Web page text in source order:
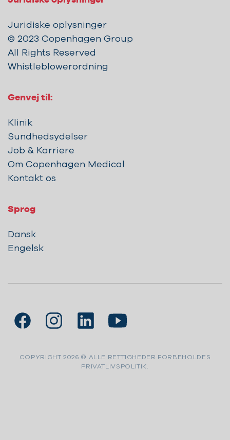
Juridiske oplysninger
© 2023 Copenhagen Group
All Rights Reserved
Whistleblowerordning
Genvej til:
Klinik
Sundhedsydelser
Job & Karriere
Om Copenhagen Medical
Kontakt os
Sprog
Dansk
Engelsk
COPYRIGHT 2026 © ALLE RETTIGHEDER FORBEHOLDES
PRIVATLIVSPOLITIK.